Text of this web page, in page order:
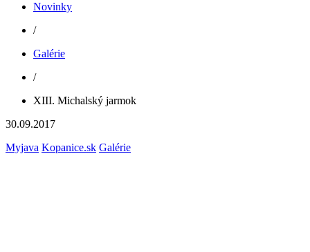
Novinky
/
Galérie
/
XIII. Michalský jarmok
30.09.2017
Myjava Kopanice.sk Galérie